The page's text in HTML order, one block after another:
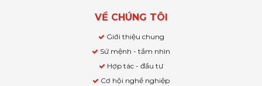
VỀ CHÚNG TÔI
Giới thiệu chung
Sứ mệnh - tầm nhìn
Hợp tác - đầu tư
Cơ hội nghề nghiệp